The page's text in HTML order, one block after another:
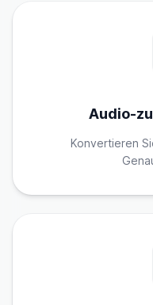
Audio-
Konvertieren